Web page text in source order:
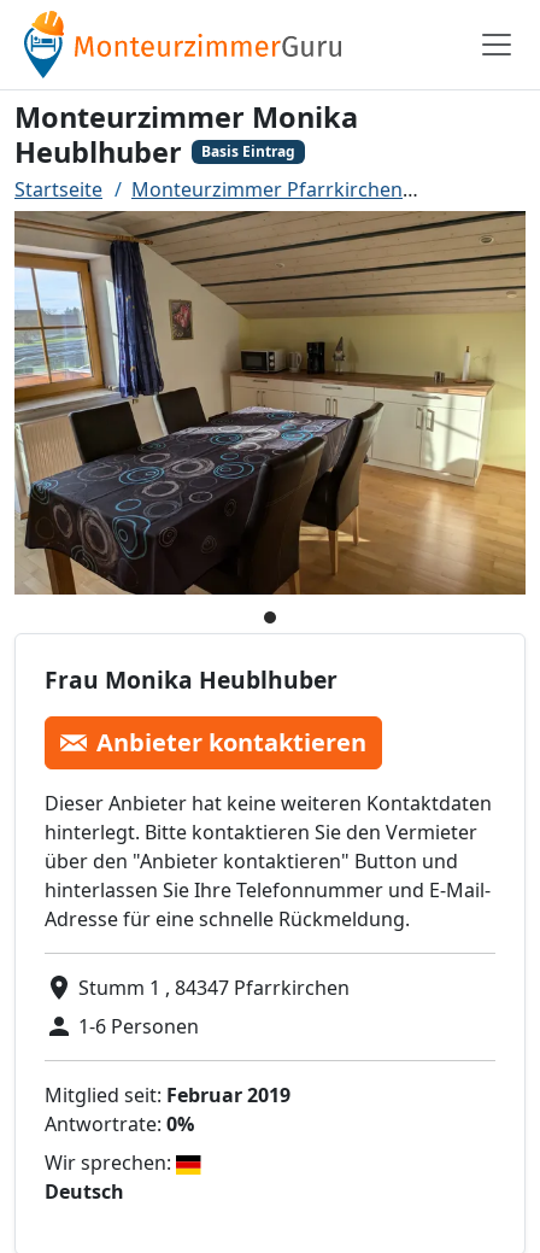
Monteurzimmer Monika
Heublhuber
Basis Eintrag
Startseite Monteurzimmer Pfarrkirchen
Frau Monika Heublhuber
Anbieter kontaktieren
Dieser Anbieter hat keine weiteren Kontaktdaten
hinterlegt. Bitte kontaktieren Sie den Vermieter
über den "Anbieter kontaktieren" Button und
hinterlassen Sie Ihre Telefonnummer und E-Mail-
Adresse für eine schnelle Rückmeldung.
Stumm 1 , 84347 Pfarrkirchen
1-6 Personen
Mitglied seit: Februar 2019
Antwortrate: 0%
Wir sprechen:
Deutsch